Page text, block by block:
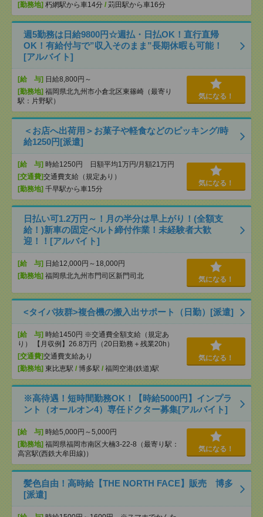
[勤務地] 朽網駅から車14分 / 苅田駅から車16分
週5勤務は日給9800円☆週払・日払OK！直行直帰
OK！有給付与で”収入そのまま”長期休暇も可能！
[アルバイト]
[給 与] 日給8,800円～
[勤務地] 福岡県北九州市小倉北区東篠崎（最寄り
駅：片野駅）
気になる！
＜お店へ出荷用＞お菓子や軽食などのピッキング/時
給1250円[派遣]
[給 与] 時給1250円 日額平均1万円/月額21万円
[交通費]交通費支給（規定あり）
[勤務地] 千早駅から車15分
気になる！
日払い可1.2万円～！月の半分は早上がり！(全額支
給！)新車の固定ベルト締付作業！未経験者大歓
迎！！[アルバイト]
[給 与] 日給12,000円～18,000円
[勤務地] 福岡県北九州市門司区新門司北 気になる！
<タイパ抜群>複合機の搬入出サポート（日勤）[派遣]
[給 与] 時給1450円 ※交通費全額支給（規定あ
り） 【月収例】26.8万円（20日勤務＋残業20h）
[交通費]交通費支給あり
[勤務地] 東比恵駅 / 博多駅 / 福岡空港(鉄道)駅
気になる！
※高待遇！短時間勤務OK！【時給5000円】インプラ
ント（オールオン4）専任ドクター募集[アルバイト]
[給 与] 時給5,000円～5,000円
[勤務地] 福岡県福岡市南区大楠3-22-8（最寄り駅：
高宮駅(西鉄大牟田線)）
気になる！
髪色自由！高時給【THE NORTH FACE】販売 博多
[派遣]